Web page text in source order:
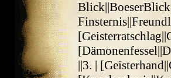
||3. |